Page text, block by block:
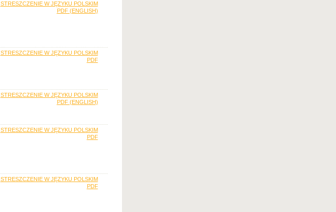
STRESZCZENIE W JĘZYKU POLSKIM
PDF (ENGLISH)
STRESZCZENIE W JĘZYKU POLSKIM
PDF
STRESZCZENIE W JĘZYKU POLSKIM
PDF (ENGLISH)
STRESZCZENIE W JĘZYKU POLSKIM
PDF
STRESZCZENIE W JĘZYKU POLSKIM
PDF